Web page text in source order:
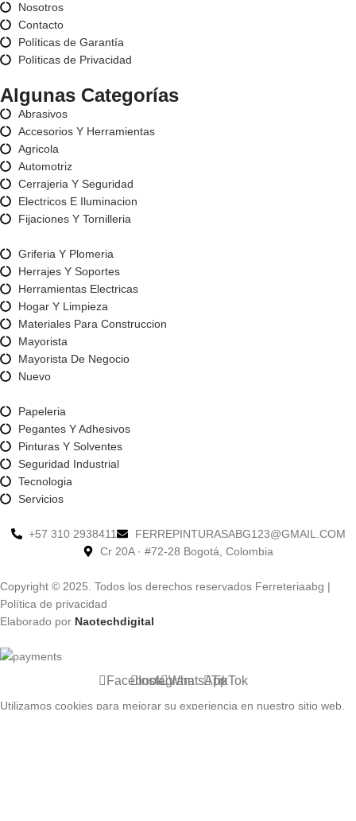
Nosotros
Contacto
Políticas de Garantía
Políticas de Privacidad
Algunas Categorías
Abrasivos
Accesorios Y Herramientas
Agricola
Automotriz
Cerrajeria Y Seguridad
Electricos E Iluminacion
Fijaciones Y Tornilleria
Griferia Y Plomeria
Herrajes Y Soportes
Herramientas Electricas
Hogar Y Limpieza
Materiales Para Construccion
Mayorista
Mayorista De Negocio
Nuevo
Papeleria
Pegantes Y Adhesivos
Pinturas Y Solventes
Seguridad Industrial
Tecnologia
Servicios
+57 310 2938411
FERREPINTURASABG123@GMAIL.COM
Cr 20A · #72-28 Bogotá, Colombia
Copyright © 2025. Todos los derechos reservados Ferreteriaabg |
Política de privacidad
Elaborado por Naotechdigital
FacebookInstagramWhatsAppTikTok
Utilizamos cookies para mejorar su experiencia en nuestro sitio web.